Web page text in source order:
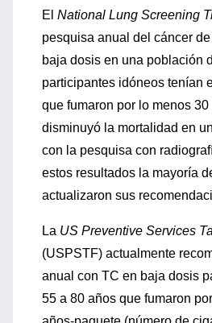
El National Lung Screening
pesquisa anual del cáncer
baja dosis en una población
participantes idóneos tenían
que fumaron por lo menos
disminuyó la mortalidad en
con la pesquisa con
estos resultados la mayoría
actualizaron sus
La US Preventive Services
(USPSTF) actualmente
anual con TC en baja dosis
55 a 80 años que fumaron